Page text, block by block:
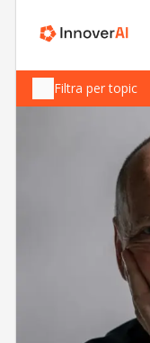
Filtra per topic